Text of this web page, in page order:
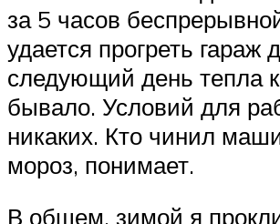
за 5 часов
удается прогреть гараж
следующий день тепла
бывало. Условий для
никаких. Кто чинил
мороз, понимает.
В общем, зимой я